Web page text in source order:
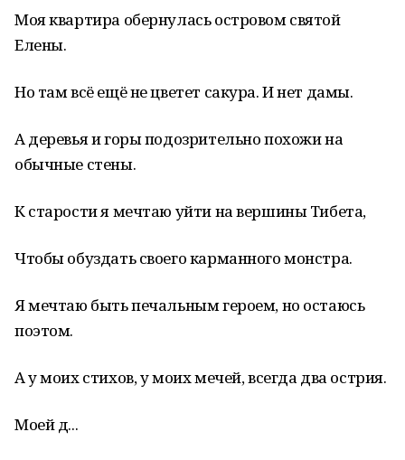
Моя квартира обернулась островом святой
Елены.
Но там всё ещё не цветет сакура. И нет дамы.
А деревья и горы подозрительно похожи на
обычные стены.
К старости я мечтаю уйти на вершины Тибета,
Чтобы обуздать своего карманного монстра.
Я мечтаю быть печальным героем, но остаюсь
поэтом.
А у моих стихов, у моих мечей, всегда два острия.
Моей д...